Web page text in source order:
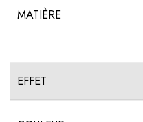
MATIÈRE
EFFET